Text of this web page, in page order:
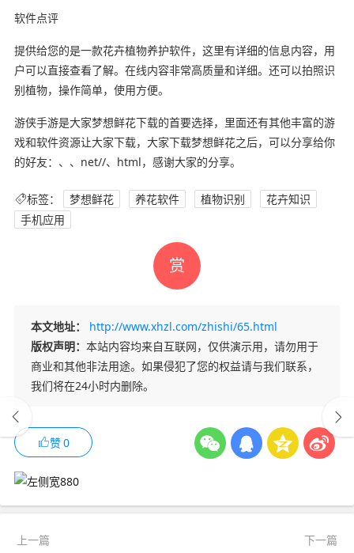
软件点评
提供给您的是一款花卉植物养护软件，这里有详细的信息内容，用
户可以直接查看了解。在线内容非常高质量和详细。还可以拍照识
别植物，操作简单，使用方便。
游侠手游是大家梦想鲜花下载的首要选择，里面还有其他丰富的游
戏和软件资源让大家下载，大家下载梦想鲜花之后，可以分享给你
的好友：、、net//、html，感谢大家的分享。
标签： 梦想鲜花 养花软件 植物识别
花卉知识
手机应用
赏
本文地址：
http://www.xhzl.com/zhishi/65.html
版权声明： 本站内容均来自互联网，仅供演示用，请勿用于
商业和其他非法用途。如果侵犯了您的权益请与我们联系，
我们将在24小时内删除。
赞0
上一篇 下一篇